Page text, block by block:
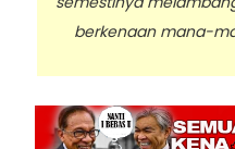
berkenaan mana-